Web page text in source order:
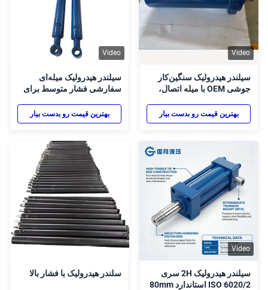
Video
سیلندر هیدرولیک سنگین‌کار
جوشی OEM با میله اتصال،
کروم سخت، فشار بالا 16
مگاپاسکال برای متالورژی
بهترین قیمت رو بدست بیار
Video
سیلندر هیدرولیک میله‌ای
سفارشی فشار متوسط برای
با ضربه‌گیر قابل تنظیم
بهترین قیمت رو بدست بیار
Video
سیلندر هیدرولیک 2H سری
ISO 6020/2 استاندارد 80mm
سلندر هیدرولیک با فشار بالا